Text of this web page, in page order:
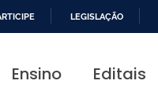
LEGISLAÇÃO
Ensino Editais